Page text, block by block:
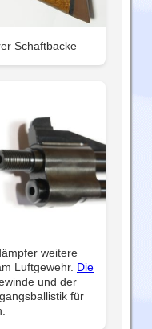
Schaftbacke
weitere
Luftgewehr. Die
und der
für